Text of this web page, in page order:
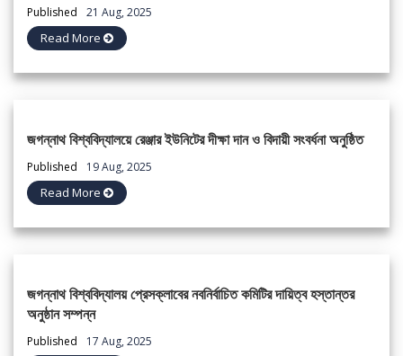
Published 21 Aug, 2025
Read More
জগন্নাথ বিশ্ববিদ্যালয়ে রেঞ্জার ইউনিটের দীক্ষা দান ও বিদায়ী সংবর্ধনা অনুষ্ঠিত
Published 19 Aug, 2025
Read More
জগন্নাথ বিশ্ববিদ্যালয় প্রেসক্লাবের নবনির্বাচিত কমিটির দায়িত্ব হস্তান্তর
অনুষ্ঠান সম্পন্ন
Published 17 Aug, 2025